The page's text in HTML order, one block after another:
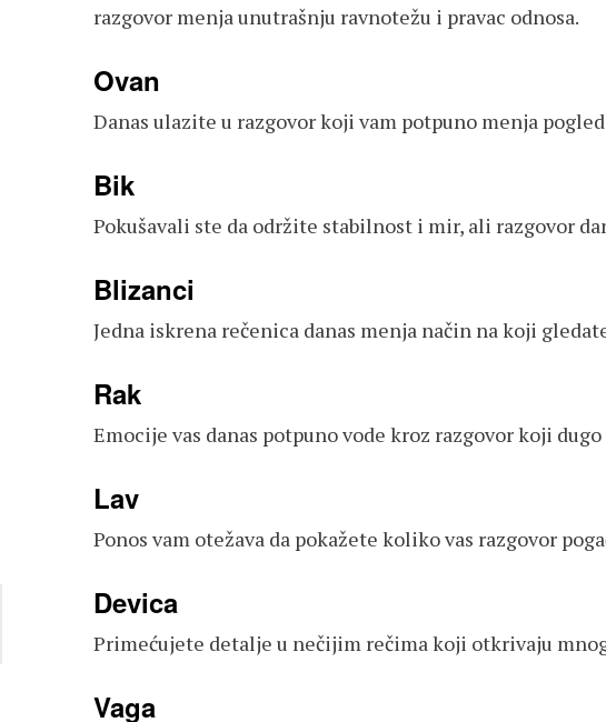
razgovor menja unutrašnju ravnotežu i pravac odnosa.
Ovan
Danas ulazite u razgovor koji vam potpuno menja
Bik
Pokušavali ste da održite stabilnost i mir, ali razgovor
Blizanci
Jedna iskrena rečenica danas menja način na koji
Rak
Emocije vas danas potpuno vode kroz razgovor koji
Lav
Ponos vam otežava da pokažete koliko vas razgovor
Devica
Primećujete detalje u nečijim rečima koji otkrivaju
Vaga